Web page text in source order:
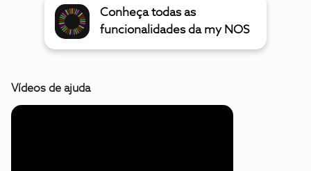
Conheça todas as
funcionalidades da my NOS
Vídeos de ajuda